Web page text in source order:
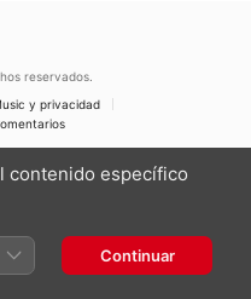
reservados.
y privacidad
contenido específico
Continuar